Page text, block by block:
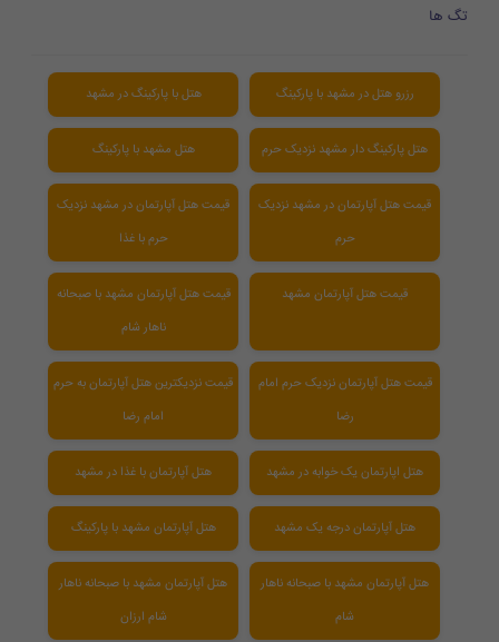
تگ ها
رزرو هتل در مشهد با پارکینگ هتل با پارکینگ در مشهد
هتل پارکینگ دار مشهد نزدیک حرم هتل مشهد با پارکینگ
قیمت هتل آپارتمان در مشهد نزدیک
حرم
قیمت هتل آپارتمان در مشهد نزدیک
حرم با غذا
قیمت هتل آپارتمان مشهد
قیمت هتل آپارتمان مشهد با صبحانه
ناهار شام
قیمت هتل آپارتمان نزدیک حرم امام
رضا
قیمت نزدیکترین هتل آپارتمان به حرم
امام رضا
هتل اپارتمان یک خوابه در مشهد هتل آپارتمان با غذا در مشهد
هتل آپارتمان درجه یک مشهد هتل آپارتمان مشهد با پارکینگ
هتل آپارتمان مشهد با صبحانه ناهار
شام
هتل آپارتمان مشهد با صبحانه ناهار
شام ارزان